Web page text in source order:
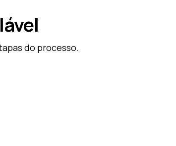
do processo.